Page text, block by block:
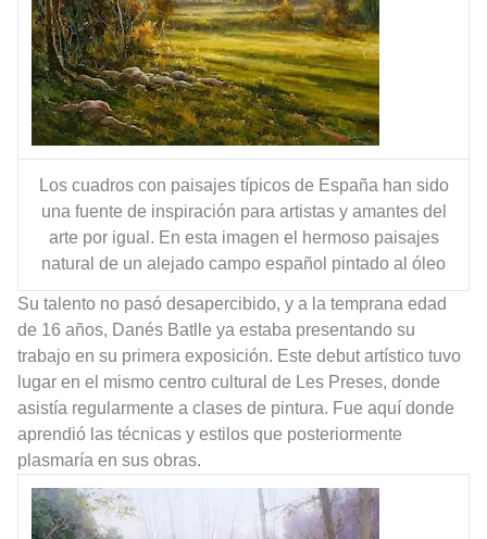
Los cuadros con paisajes típicos de España han sido
una fuente de inspiración para artistas y amantes del
arte por igual. En esta imagen el hermoso paisajes
natural de un alejado campo español pintado al óleo
Su talento no pasó desapercibido, y a la temprana edad
de 16 años, Danés Batlle ya estaba presentando su
trabajo en su primera exposición. Este debut artístico tuvo
lugar en el mismo centro cultural de Les Preses, donde
asistía regularmente a clases de pintura. Fue aquí donde
aprendió las técnicas y estilos que posteriormente
plasmaría en sus obras.